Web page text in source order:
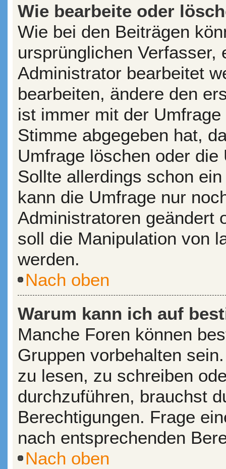
Wie bearbeite oder
Wie bei den Beiträgen
ursprünglichen Verfasser,
Administrator bearbeitet
bearbeiten, ändere den
ist immer mit der
Stimme abgegeben hat,
Umfrage löschen oder
Sollte allerdings schon
kann die Umfrage nur
Administratoren geändert
soll die Manipulation von
werden.
Nach oben
Warum kann ich auf
Manche Foren können
Gruppen vorbehalten
zu lesen, zu schreiben
durchzuführen, brauchst
Berechtigungen. Frage
nach entsprechenden
Nach oben